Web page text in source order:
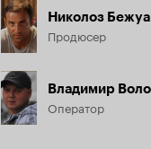
Николоз
Продюсер
Владимир
Оператор